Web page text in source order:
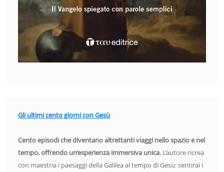
Gli ultimi cento giorni con Gesù
Cento episodi che diventano altrettanti viaggi nello spazio e nel
tempo, offrendo un’esperienza immersiva unica. L’autore ricrea
con maestria i paesaggi della Galilea al tempo di Gesù: sentirai i